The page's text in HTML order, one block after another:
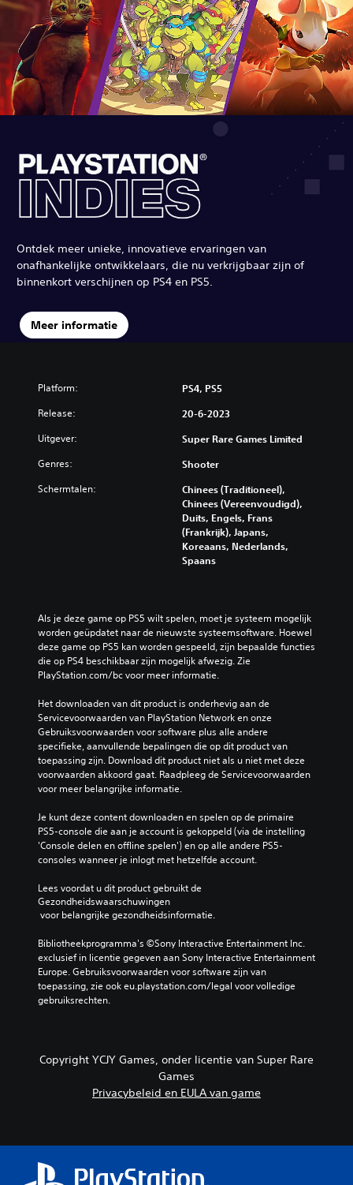
Ontdek meer unieke, innovatieve ervaringen van
onafhankelijke ontwikkelaars, die nu verkrijgbaar zijn of
binnenkort verschijnen op PS4 en PS5.
Meer informatie
Platform: PS4, PS5
Release: 20-6-2023
Uitgever: Super Rare Games Limited
Genres: Shooter
Schermtalen:
Chinees (Traditioneel),
Chinees (Vereenvoudigd),
Duits, Engels, Frans
(Frankrijk), Japans,
Koreaans, Nederlands,
Spaans
Als je deze game op PS5 wilt spelen, moet je systeem mogelijk
worden geüpdatet naar de nieuwste systeemsoftware. Hoewel
deze game op PS5 kan worden gespeeld, zijn bepaalde functies
die op PS4 beschikbaar zijn mogelijk afwezig. Zie
PlayStation.com/bc voor meer informatie.
Het downloaden van dit product is onderhevig aan de
Servicevoorwaarden van PlayStation Network en onze
Gebruiksvoorwaarden voor software plus alle andere
specifieke, aanvullende bepalingen die op dit product van
toepassing zijn. Download dit product niet als u niet met deze
voorwaarden akkoord gaat. Raadpleeg de Servicevoorwaarden
voor meer belangrijke informatie.
Je kunt deze content downloaden en spelen op de primaire
PS5-console die aan je account is gekoppeld (via de instelling
'Console delen en offline spelen') en op alle andere PS5-
consoles wanneer je inlogt met hetzelfde account.
Lees voordat u dit product gebruikt de
Gezondheidswaarschuwingen
voor belangrijke gezondheidsinformatie.
Bibliotheekprogramma's ©Sony Interactive Entertainment Inc.
exclusief in licentie gegeven aan Sony Interactive Entertainment
Europe. Gebruiksvoorwaarden voor software zijn van
toepassing, zie ook eu.playstation.com/legal voor volledige
gebruiksrechten.
Copyright YCJY Games, onder licentie van Super Rare
Games
Privacybeleid en EULA van game